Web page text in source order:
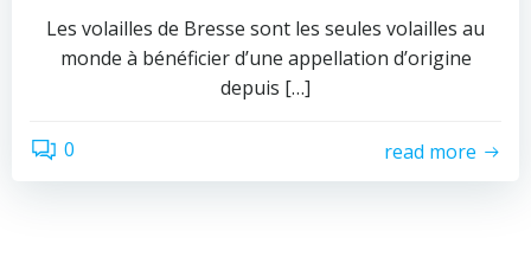
Les volailles de Bresse sont les seules volailles au
monde à bénéficier d’une appellation d’origine
depuis […]
0 read more